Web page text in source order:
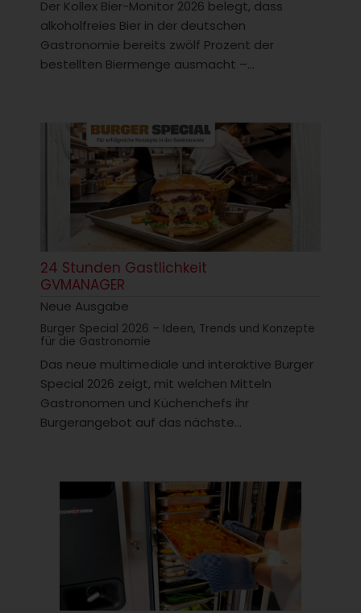
Der Kollex Bier-Monitor 2026 belegt, dass
alkoholfreies Bier in der deutschen
Gastronomie bereits zwölf Prozent der
bestellten Biermenge ausmacht –...
24 Stunden Gastlichkeit
GVMANAGER
Neue Ausgabe
Burger Special 2026 – Ideen, Trends und Konzepte
für die Gastronomie
Das neue multimediale und interaktive Burger
Special 2026 zeigt, mit welchen Mitteln
Gastronomen und Küchenchefs ihr
Burgerangebot auf das nächste...